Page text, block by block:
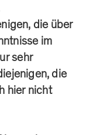
die über
im
sehr
die
hier nicht